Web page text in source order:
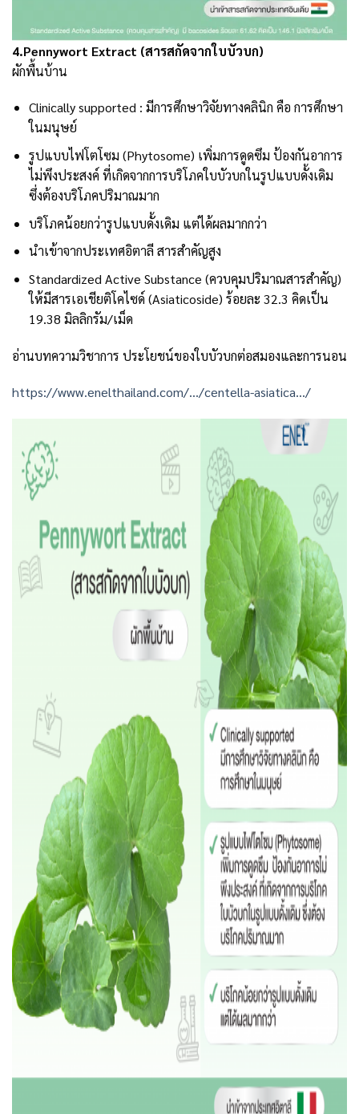
4.Pennywort Extract (สารสกัดจากใบบัวบก)
ผักพื้นบ้าน
Clinically supported : มีการศึกษาวิจัยทางคลินิก คือ การศึกษา
ในมนุษย์
รูปแบบไฟโตโซม (Phytosome) เพิ่มการดูดซึม ป้องกันอาการ
ไม่พึงประสงค์ ที่เกิดจากการบริโภคใบบัวบกในรูปแบบดั้งเดิม
ซึ่งต้องบริโภคปริมาณมาก
บริโภคน้อยกว่ารูปแบบดั้งเดิม แต่ได้ผลมากกว่า
นำเข้าจากประเทศอิตาลี สารสำคัญสูง
Standardized Active Substance (ควบคุมปริมาณสารสำคัญ)
ให้มีสารเอเชียติโคไซด์ (Asiaticoside) ร้อยละ 32.3 คิดเป็น
19.38 มิลลิกรัม/เม็ด
อ่านบทความวิชาการ ประโยชน์ของใบบัวบกต่อสมองและการนอน
https://www.enelthailand.com/…/centella-asiatica…/